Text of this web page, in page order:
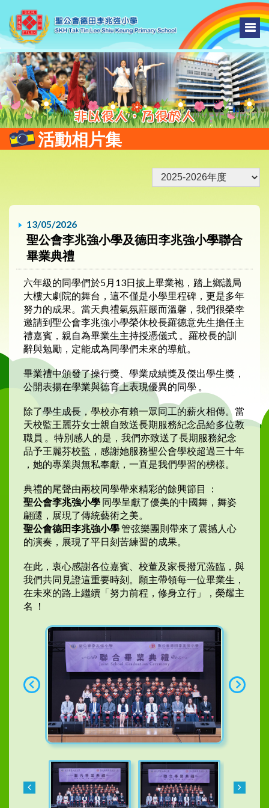
活動相片集
13/05/2026
聖公會李兆強小學及德田李兆強小學聯合
畢業典禮
六年級的同學們於5月13日披上畢業袍，踏上鄉議局
大樓大劇院的舞台，這不僅是小學里程碑，更是多年
努力的成果。當天典禮氣氛莊嚴而溫馨，我們很榮幸
邀請到聖公會李兆強小學榮休校長羅德意先生擔任主
禮嘉賓，親自為畢業生主持授憑儀式 。羅校長的訓
辭與勉勵，定能成為同學們未來的導航。
畢業禮中頒發了操行獎、學業成績獎及傑出學生獎，
公開表揚在學業與德育上表現優異的同學 。
除了學生成長，學校亦有賴一眾同工的薪火相傳。當
天校監王麗芬女士親自致送長期服務紀念品給多位教
職員 。特別感人的是，我們亦致送了長期服務紀念
品予王麗芬校監，感謝她服務聖公會學校超過三十年
，她的專業與無私奉獻，一直是我們學習的榜樣。
典禮的尾聲由兩校同學帶來精彩的餘興節目 ：
聖公會李兆強小學 同學呈獻了優美的中國舞，舞姿
翩躚，展現了傳統藝術之美。
聖公會德田李兆強小學管弦樂團則帶來了震撼人心
的演奏，展現了平日刻苦練習的成果。
在此，衷心感謝各位嘉賓、校董及家長撥冗蒞臨，與
我們共同見證這重要時刻。願主帶領每一位畢業生，
在未來的路上繼續「努力前程，修身立行」，榮耀主
名 ！